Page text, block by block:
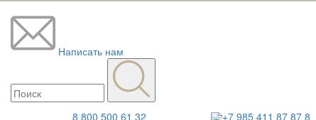
Написать нам
8 800 500 61 32
+7 985 411 87 87 8